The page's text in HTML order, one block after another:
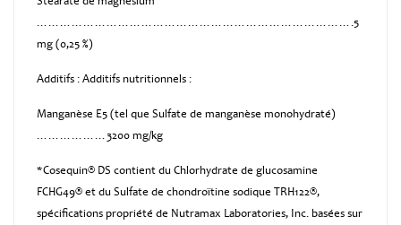
……………………………………………………………………….5
mg (0,25 %)
Additifs : Additifs nutritionnels :
Manganèse E5 (tel que Sulfate de manganèse monohydraté)
………………3200 mg/kg
*Cosequin® DS contient du Chlorhydrate de glucosamine
FCHG49® et du Sulfate de chondroïtine sodique TRH122®,
spécifications propriété de Nutramax Laboratories, Inc. basées sur